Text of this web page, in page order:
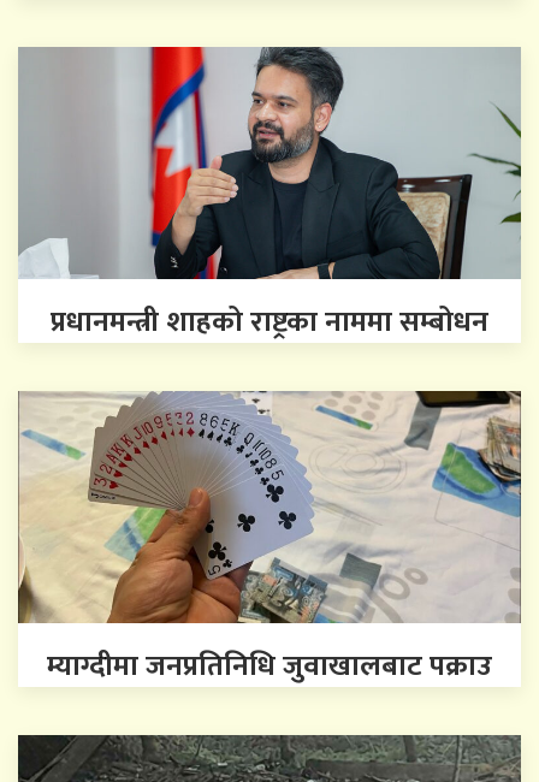
प्रधानमन्त्री शाहको राष्ट्रका नाममा सम्बोधन
म्याग्दीमा जनप्रतिनिधि जुवाखालबाट पक्राउ